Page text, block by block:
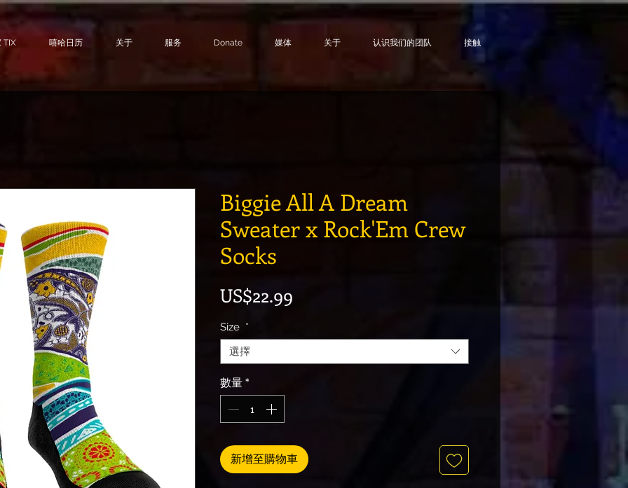
TIX 嘻哈日历 关于 服务 Donate 媒体 关于 认识我们的团队 接触
Biggie All A Dream
Sweater x Rock'Em Crew
Socks
US$22.99
Size *
選擇
數量*
新增至購物車